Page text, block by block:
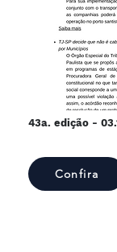
43a. edição -
Confira